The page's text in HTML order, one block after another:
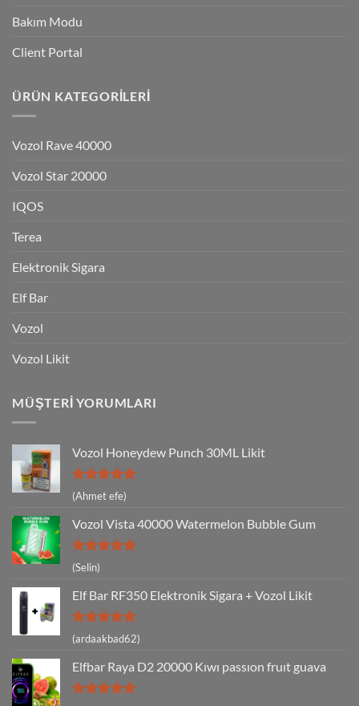
Bakım Modu
Client Portal
ÜRÜN KATEGORILERI
Vozol Rave 40000
Vozol Star 20000
IQOS
Terea
Elektronik Sigara
Elf Bar
Vozol
Vozol Likit
MÜŞTERI YORUMLARI
Vozol Honeydew Punch 30ML Likit
5 üzerinden
5
(Ahmet efe)
Vozol Vista 40000 Watermelon Bubble Gum
5 üzerinden
5
oy aldı
(Selin)
Elf Bar RF350 Elektronik Sigara + Vozol Likit
5 üzerinden
5
(ardaakbad62)
Elfbar Raya D2 20000 Kıwı passıon fruıt guava